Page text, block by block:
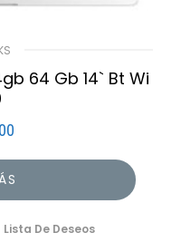
64 Gb 14` Bt Wi
Lista De Deseos